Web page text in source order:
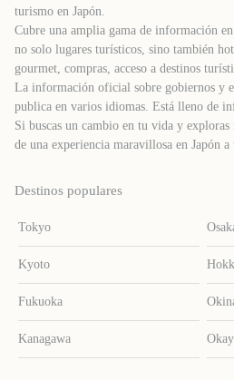
turismo en Japón.
Cubre una amplia gama de información
no solo lugares turísticos, sino también
gourmet, compras, acceso a destinos
La información oficial sobre gobiernos y
publica en varios idiomas. Está lleno de
Si buscas un cambio en tu vida y
de una experiencia maravillosa en Japón
Destinos populares
Tokyo
Kyoto
Fukuoka
Kanagawa